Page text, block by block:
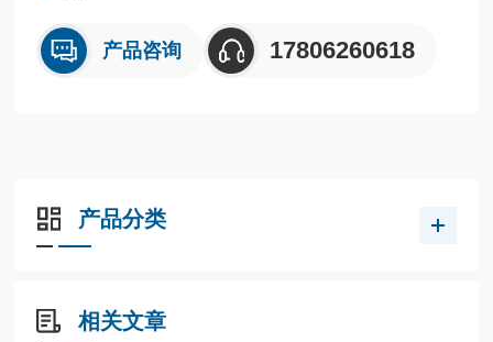
产品咨询 17806260618
产品分类
相关文章